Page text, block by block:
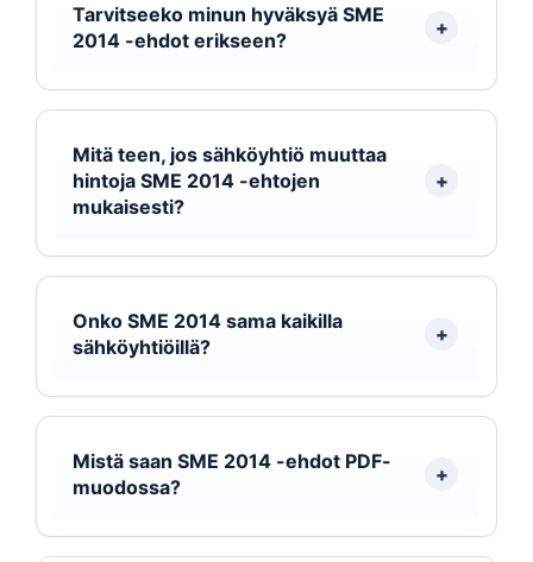
Tarvitseeko minun hyväksyä SME
2014 -ehdot erikseen?
Mitä teen, jos sähköyhtiö muuttaa
hintoja SME 2014 -ehtojen
mukaisesti?
Onko SME 2014 sama kaikilla
sähköyhtiöillä?
Mistä saan SME 2014 -ehdot PDF-
muodossa?